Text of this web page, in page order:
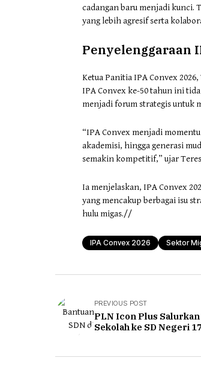
cadangan baru menjadi kunci.
yang lebih agresif serta
Penyelenggaraan
Ketua Panitia IPA Convex
IPA Convex ke-50 tahun ini
menjadi forum strategis untuk
“IPA Convex menjadi
akademisi, hingga generasi
semakin kompetitif,” ujar
Ia menjelaskan, IPA Convex
yang mencakup berbagai isu
hulu migas.//
IPA Convex 2026 Sektor
PREVIOUS POST
PLN Icon Plus
Sekolah ke SD Negeri